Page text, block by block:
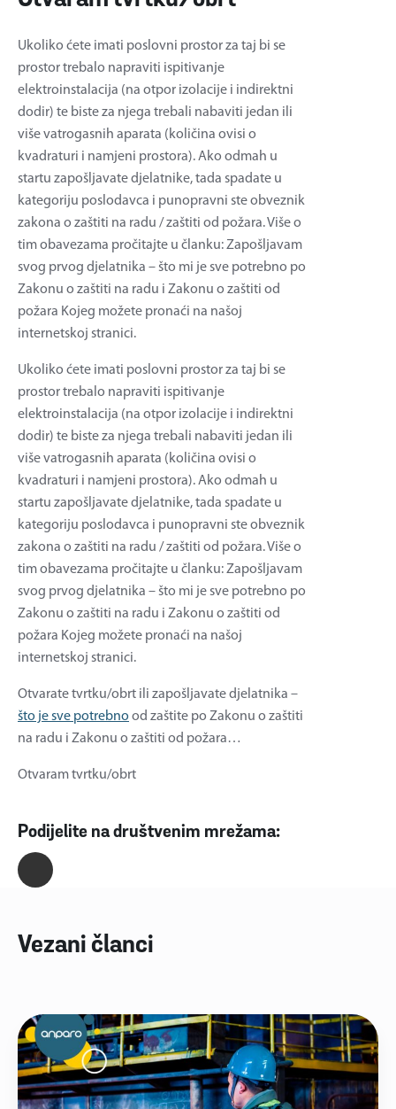
Ukoliko ćete imati poslovni prostor za taj bi se
prostor trebalo napraviti ispitivanje
elektroinstalacija (na otpor izolacije i indirektni
dodir) te biste za njega trebali nabaviti jedan ili
više vatrogasnih aparata (količina ovisi o
kvadraturi i namjeni prostora). Ako odmah u
startu zapošljavate djelatnike, tada spadate u
kategoriju poslodavca i punopravni ste obveznik
zakona o zaštiti na radu / zaštiti od požara. Više o
tim obavezama pročitajte u članku: Zapošljavam
svog prvog djelatnika – što mi je sve potrebno po
Zakonu o zaštiti na radu i Zakonu o zaštiti od
požara Kojeg možete pronaći na našoj
internetskoj stranici.
Ukoliko ćete imati poslovni prostor za taj bi se
prostor trebalo napraviti ispitivanje
elektroinstalacija (na otpor izolacije i indirektni
dodir) te biste za njega trebali nabaviti jedan ili
više vatrogasnih aparata (količina ovisi o
kvadraturi i namjeni prostora). Ako odmah u
startu zapošljavate djelatnike, tada spadate u
kategoriju poslodavca i punopravni ste obveznik
zakona o zaštiti na radu / zaštiti od požara. Više o
tim obavezama pročitajte u članku: Zapošljavam
svog prvog djelatnika – što mi je sve potrebno po
Zakonu o zaštiti na radu i Zakonu o zaštiti od
požara Kojeg možete pronaći na našoj
internetskoj stranici.
Otvarate tvrtku/obrt ili zapošljavate djelatnika –
što je sve potrebno od zaštite po Zakonu o zaštiti
na radu i Zakonu o zaštiti od požara…
Otvaram tvrtku/obrt
Podijelite na društvenim mrežama:
Vezani članci